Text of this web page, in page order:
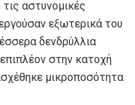
αστυνομικές
εξωτερικά του
δενδρύλλια
στην κατοχή
μικροποσότητα